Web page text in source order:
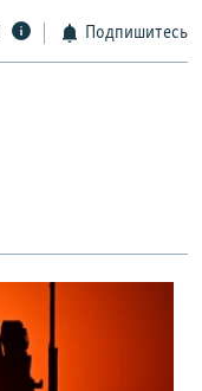
Подпишитесь